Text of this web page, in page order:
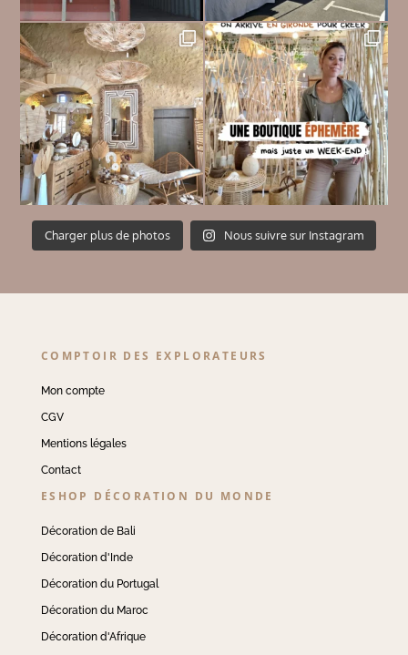
Charger plus de photos Nous suivre sur Instagram
COMPTOIR DES EXPLORATEURS
Mon compte
CGV
Mentions légales
Contact
ESHOP DÉCORATION DU MONDE
Décoration de Bali
Décoration d'Inde
Décoration du Portugal
Décoration du Maroc
Décoration d'Afrique